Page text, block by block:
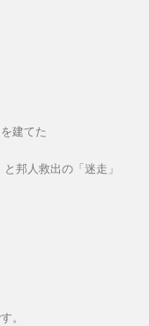
建てた
と邦人救出の「迷走」
。